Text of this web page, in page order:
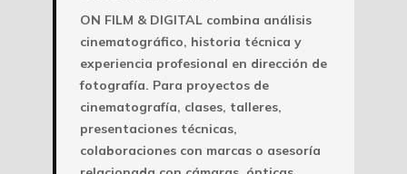
ON FILM & DIGITAL combina análisis
cinematográfico, historia técnica y
experiencia profesional en dirección de
fotografía. Para proyectos de
cinematografía, clases, talleres,
presentaciones técnicas,
colaboraciones con marcas o asesoría